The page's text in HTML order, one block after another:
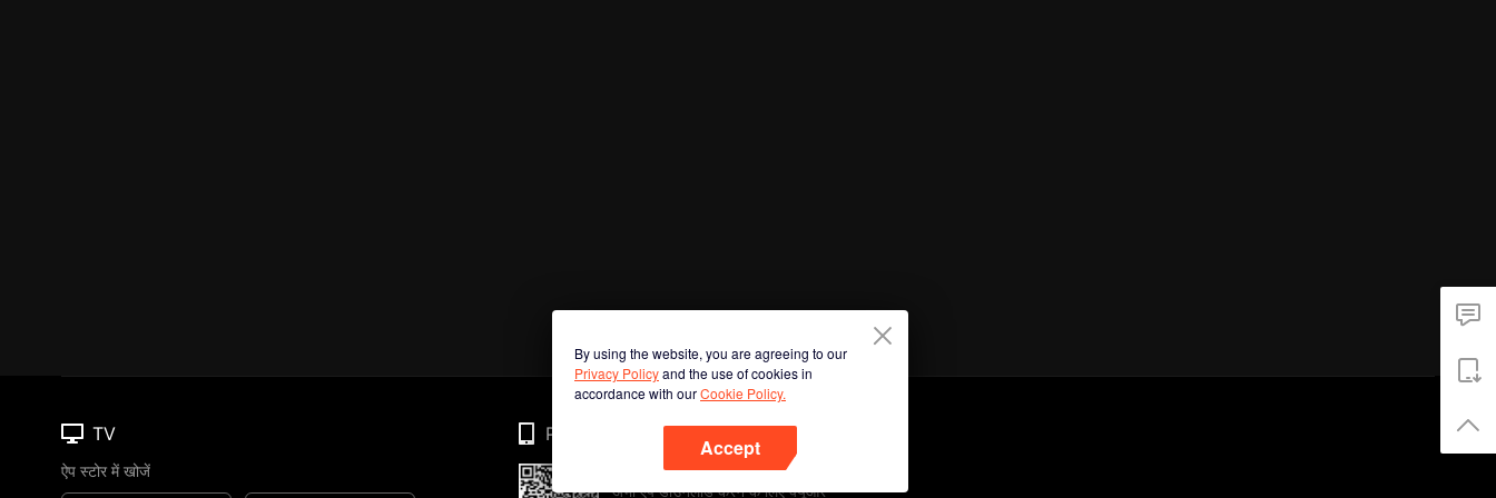
By using the website, you are agreeing to our
Privacy Policyand the use of cookies in
accordance with ourCookie Policy.
Accept
TV
ऐप स्टोर में खोजें
Phone
अभी ऐप डाउनलोड करने के लिए क्यूआर